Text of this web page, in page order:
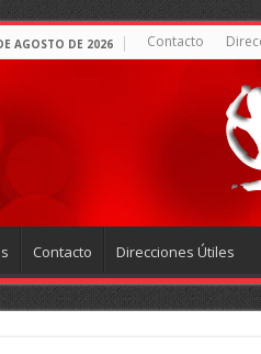
AGOSTO DE 2026 Contacto
Contacto Direcciones Útiles